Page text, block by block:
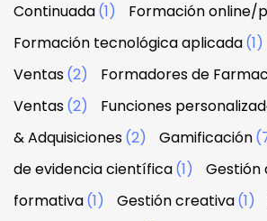
Continuada(1) Formación online/
Formación tecnológica aplicada(1)
Ventas(2) Formadores de
Ventas(2) Funciones
& Adquisiciones(2) Gamificación
de evidencia científica(1)
Gestión
formativa(1) Gestión creativa(1)